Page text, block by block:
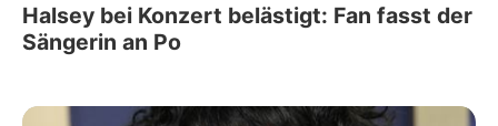
Halsey bei Konzert belästigt: Fan fasst der
Sängerin an Po